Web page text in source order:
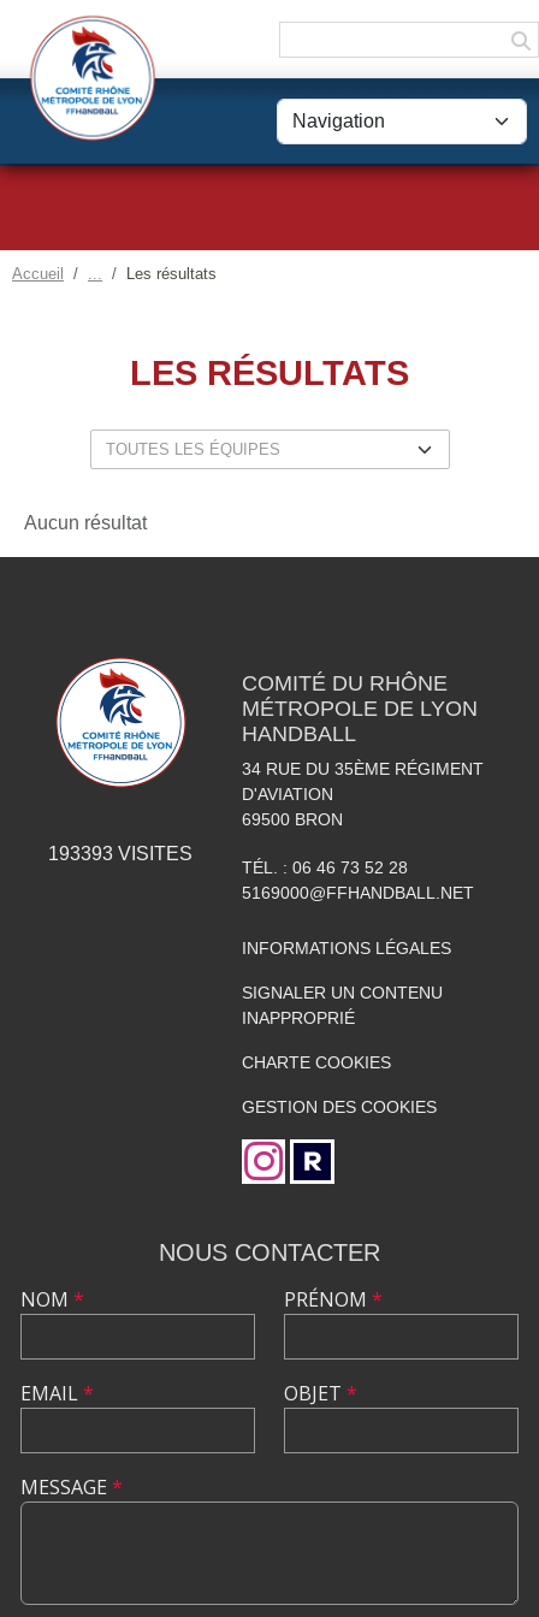
Accueil Les résultats
LES RÉSULTATS
Aucun résultat
193393 VISITES
COMITÉ DU RHÔNE
MÉTROPOLE DE LYON
HANDBALL
34 RUE DU 35ÈME RÉGIMENT
D'AVIATION
69500 BRON
TÉL. : 06 46 73 52 28
5169000@FFHANDBALL.NET
INFORMATIONS LÉGALES
SIGNALER UN CONTENU
INAPPROPRIÉ
CHARTE COOKIES
GESTION DES COOKIES
NOUS CONTACTER
NOM *
EMAIL*
PRÉNOM *
OBJET *
MESSAGE *
Panneau de gestion des cookies